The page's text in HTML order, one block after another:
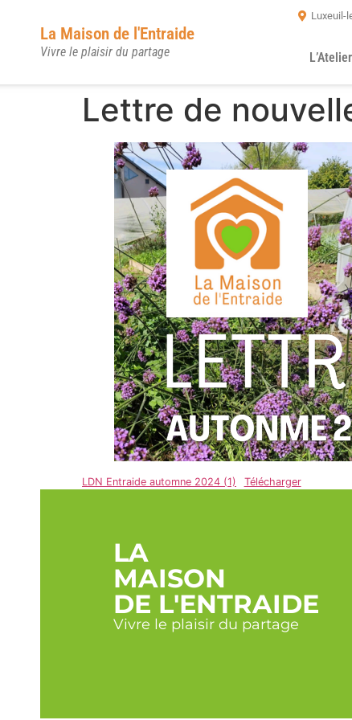
La Maison de l'Entraide
Vivre le plaisir du partage
Luxeuil-
L’Atelier
Lettre de
LDN Entraide automne 2024 (1) Télécharger
LA
MAISON
DE L'ENTRAIDE
Vivre le plaisir du partage